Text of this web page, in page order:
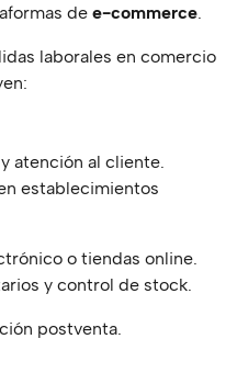
de e-commerce.
laborales en comercio
atención al cliente.
establecimientos
o tiendas online.
y control de stock.
postventa.